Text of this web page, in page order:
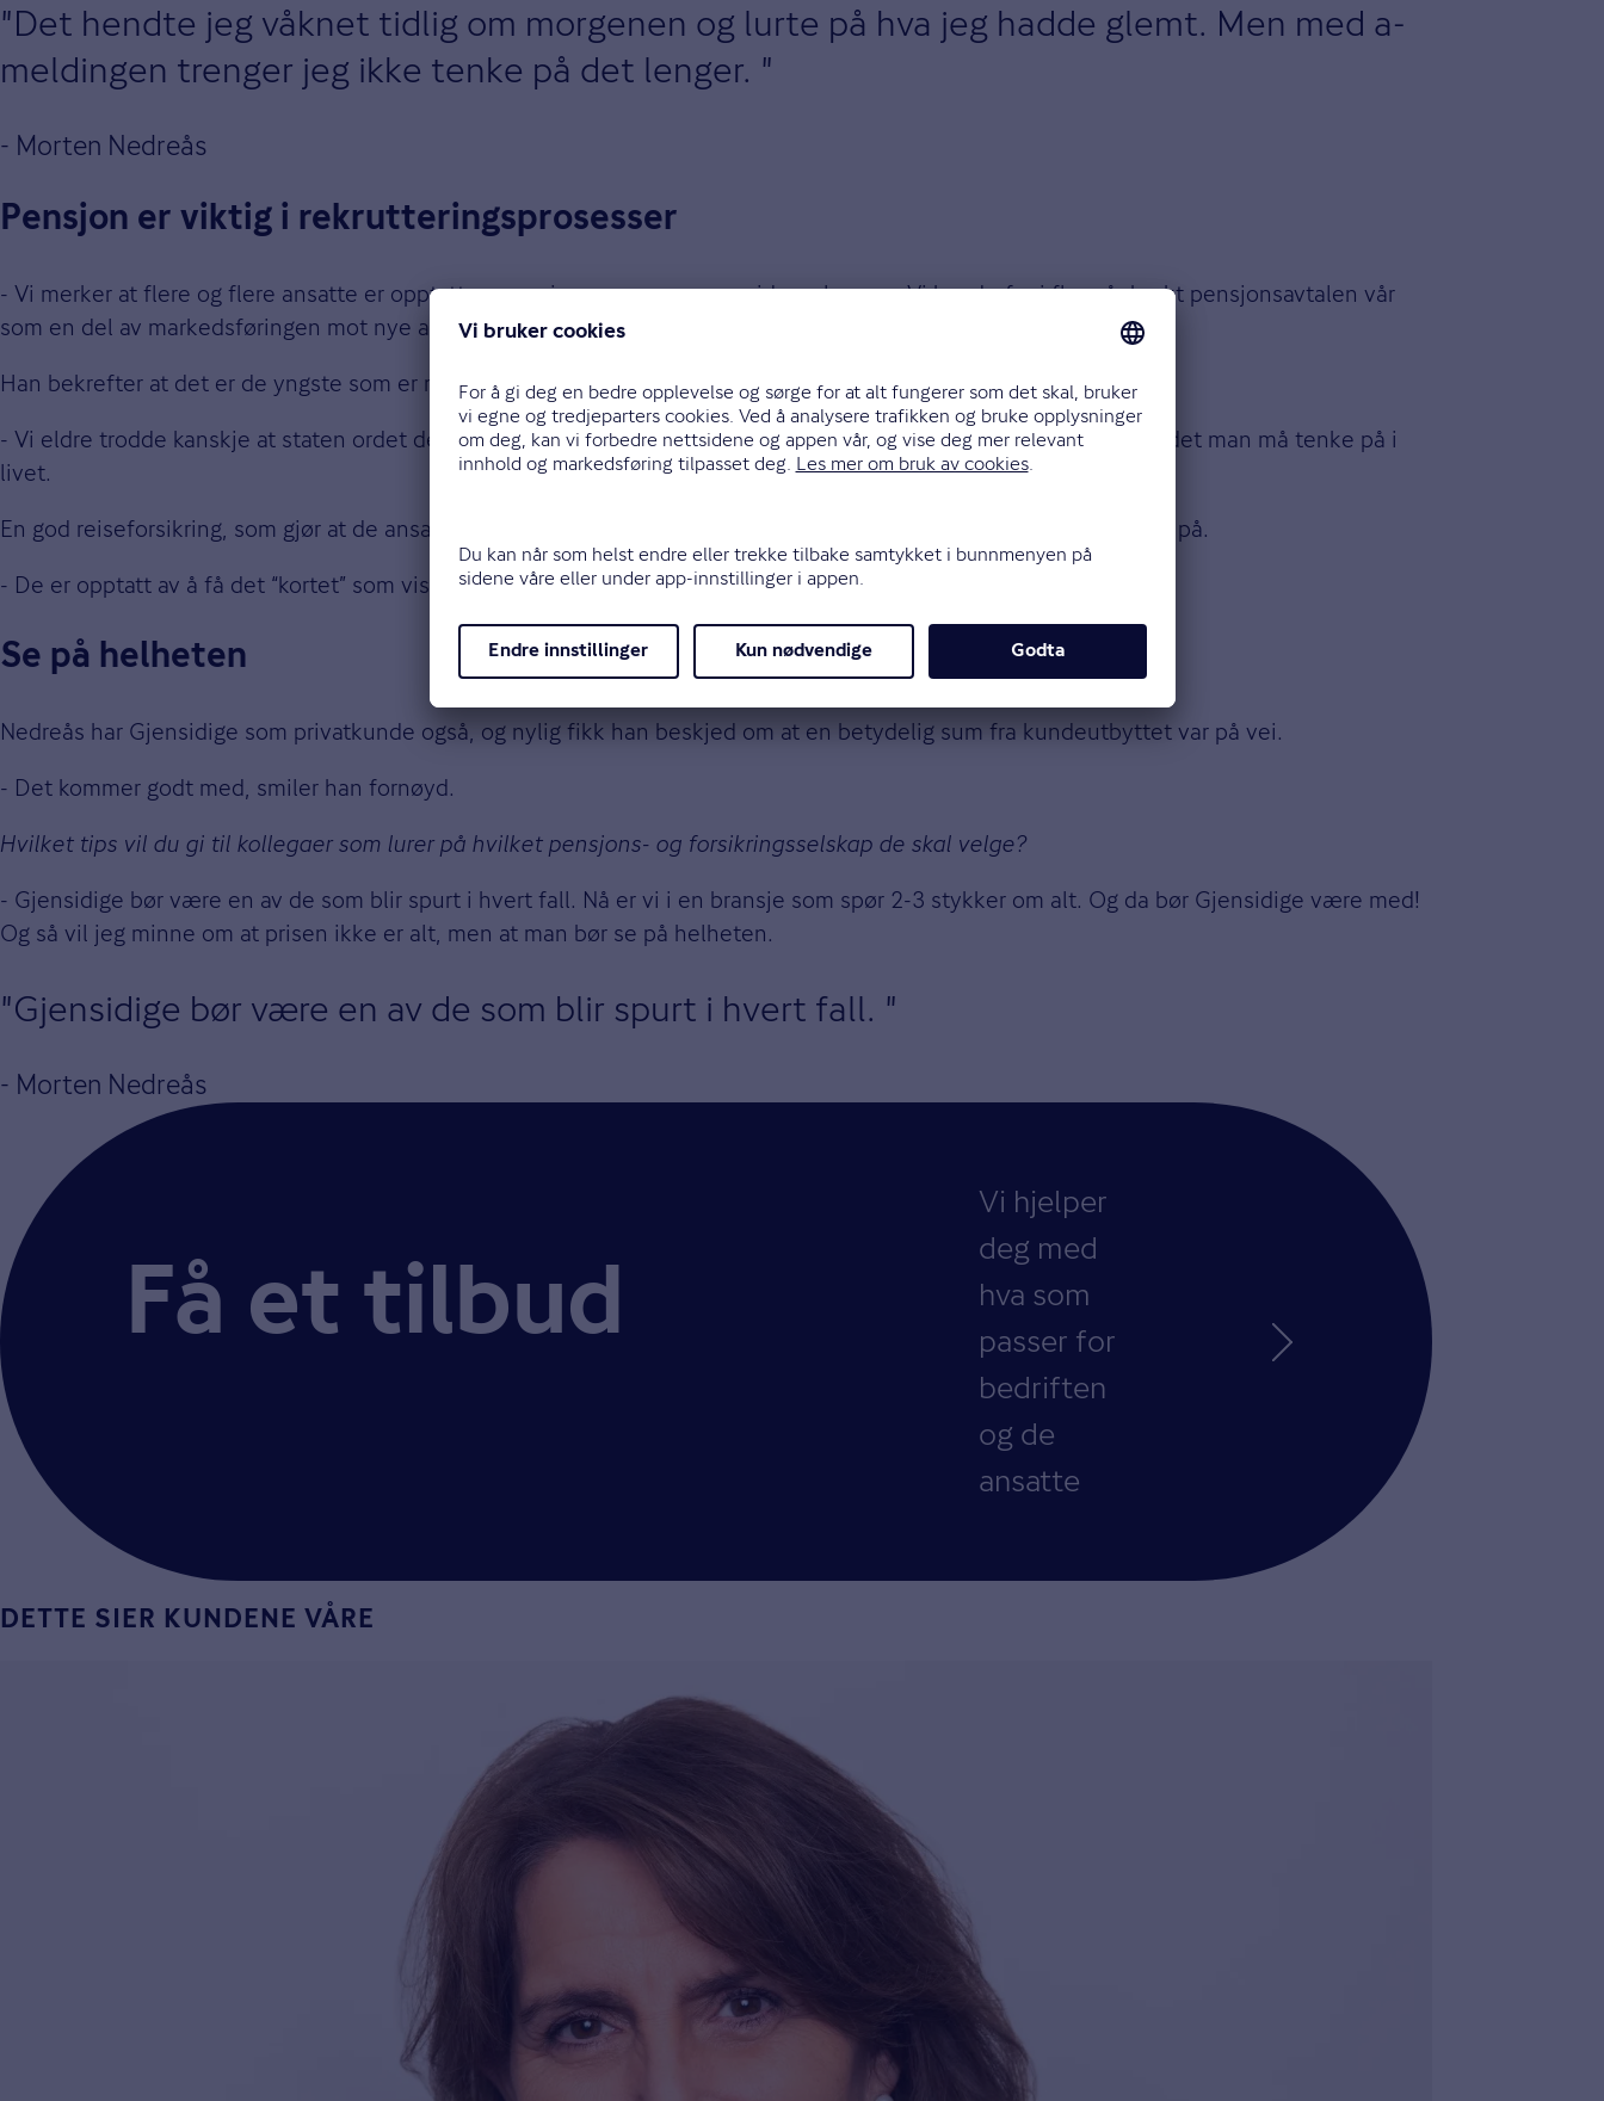
Det hendte jeg våknet tidlig om morgenen og lurte på hva jeg hadde glemt. Men med a-
meldingen trenger jeg ikke tenke på det lenger.
- Morten Nedreås
Pensjon er viktig i rekrutteringsprosesser
- Vi merker at flere og flere ansatte er opptatt av pensjon, som en annen side av lønnen. Vi har derfor i flere år brukt pensjonsavtalen vår
som en del av markedsføringen mot nye ansatte.
Han bekrefter at det er de yngste som er mest opptatt av pensjon.
- Vi eldre trodde kanskje at staten ordet dette og tenkte lite på det, men de yngre har sett at pensjon er en del av det man må tenke på i
livet.
En god reiseforsikring, som gjør at de ansatte ikke trenger å ha egen for familien, setter de ansatte også veldig pris på.
- De er opptatt av å få det “kortet” som viser at reiseforsikringen er i orden.
Se på helheten
Nedreås har Gjensidige som privatkunde også, og nylig fikk han beskjed om at en betydelig sum fra kundeutbyttet var på vei.
- Det kommer godt med, smiler han fornøyd.
Hvilket tips vil du gi til kollegaer som lurer på hvilket pensjons- og forsikringsselskap de skal velge?
- Gjensidige bør være en av de som blir spurt i hvert fall. Nå er vi i en bransje som spør 2-3 stykker om alt. Og da bør Gjensidige være med!
Og så vil jeg minne om at prisen ikke er alt, men at man bør se på helheten.
Gjensidige bør være en av de som blir spurt i hvert fall.
- Morten Nedreås
Få et tilbud
Vi hjelper
deg med
hva som
passer for
bedriften
og de
ansatte
DETTE SIER KUNDENE VÅRE